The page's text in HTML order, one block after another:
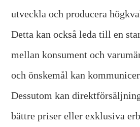
utveckla och producera
Detta kan också leda till en
mellan konsument och
och önskemål kan
Dessutom kan
bättre priser eller exklusiva